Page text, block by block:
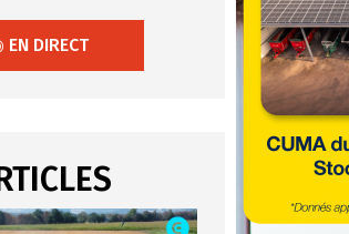
DIRECT